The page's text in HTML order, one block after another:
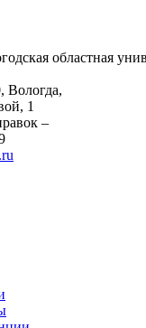
областная
Вологда,
1
–